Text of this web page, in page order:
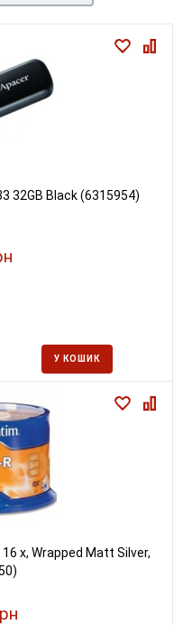
32GB Black (6315954)
У КОШИК
х, Wrapped Matt Silver,